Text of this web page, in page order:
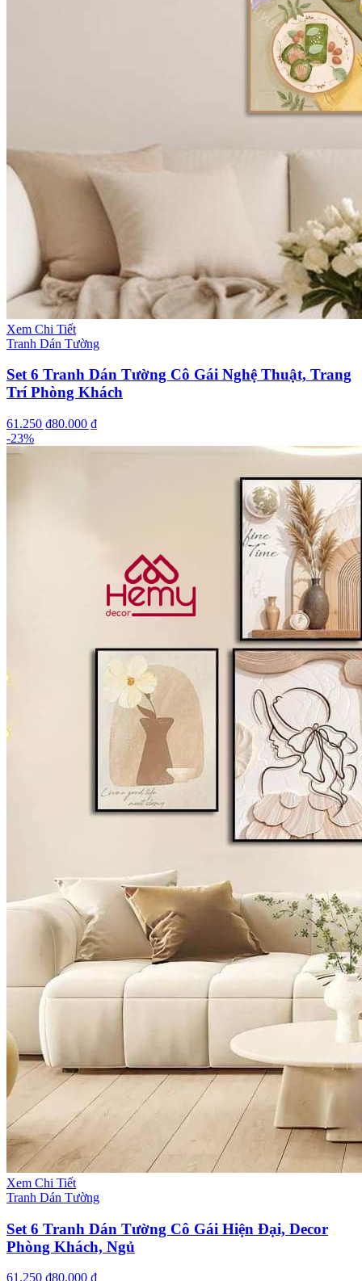
Xem Chi Tiết
Tranh Dán Tường
Set 6 Tranh Dán Tường Cô Gái Nghệ Thuật, Trang
Trí Phòng Khách
61.250 ₫80.000 ₫
-23%
Xem Chi Tiết
Tranh Dán Tường
Set 6 Tranh Dán Tường Cô Gái Hiện Đại, Decor
Phòng Khách, Ngủ
61.250 ₫80.000 ₫